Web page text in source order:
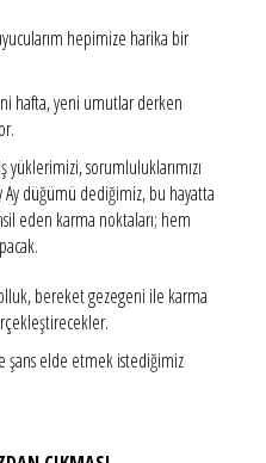
hepimize harika bir
hafta, yeni umutlar derken
sorumluluklarımızı
düğümü dediğimiz, bu hayatta
eden karma noktaları; hem
bereket gezegeni ile karma
şans elde etmek istediğimiz